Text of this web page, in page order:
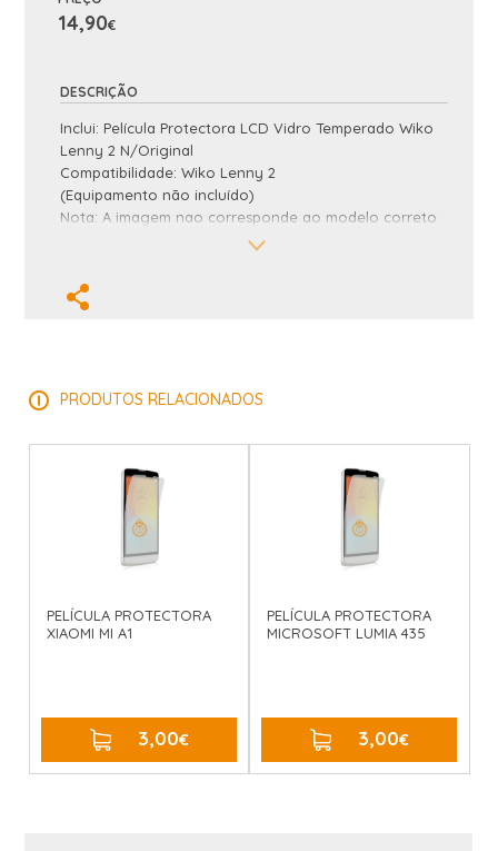
14,90€
DESCRIÇÃO
Inclui: Película Protectora LCD Vidro Temperado Wiko
Lenny 2 N/Original
Compatibilidade: Wiko Lenny 2
(Equipamento não incluído)
Nota: A imagem nao corresponde ao modelo correto
PRODUTOS RELACIONADOS
PELÍCULA PROTECTORA
XIAOMI MI A1
3,00€ COMPRAR
PELÍCULA PROTECTORA
MICROSOFT LUMIA 435
3,00€